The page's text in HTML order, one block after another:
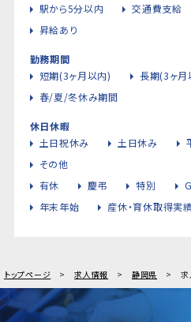
駅から5分以内
交通費支給
昇給あり
勤務期間
短期(3ヶ月以内)
長期(3ヶ月
春/夏/冬休み期間
休日休暇
土日祝休み
土日休み
その他
有休
慶弔 特別
年末年始
産休・育休取得実
トップページ 求人情報 静岡県 求